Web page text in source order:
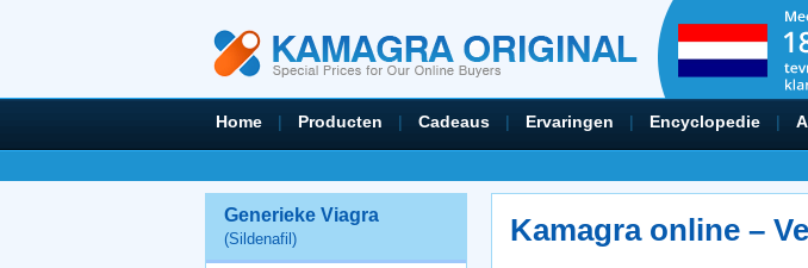
Home | Producten | Cadeaus | Ervaringen | Encyclopedie |
Generieke Viagra
(Sildenafil) Kamagra online –